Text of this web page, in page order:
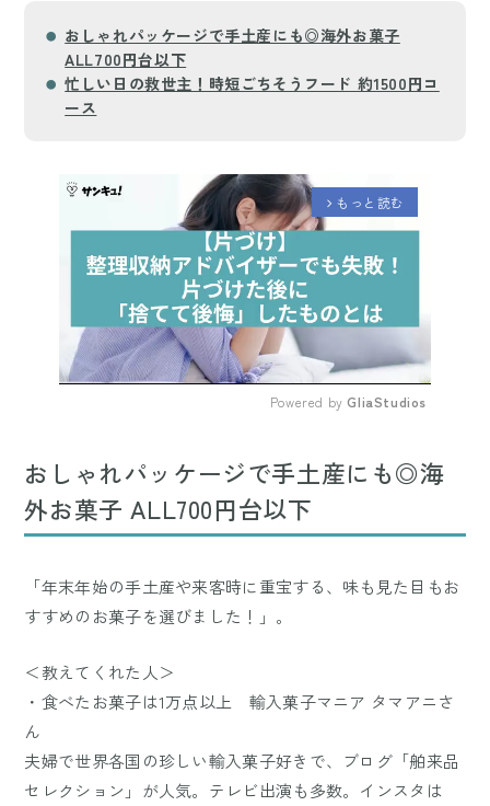
おしゃれパッケージで手土産にも◎海外お菓子
ALL700円台以下
忙しい日の救世主！時短ごちそうフード 約1500円コ
ース
arrow_forward_ios もっと読む
Powered by GliaStudios
おしゃれパッケージで手土産にも◎海
外お菓子 ALL700円台以下
「年末年始の手土産や来客時に重宝する、味も見た目もお
すすめのお菓子を選びました！」。
＜教えてくれた人＞
・食べたお菓子は1万点以上 輸入菓子マニア タマアニさ
ん
夫婦で世界各国の珍しい輸入菓子好きで、ブログ「舶来品
セレクション」が人気。テレビ出演も多数。インスタは